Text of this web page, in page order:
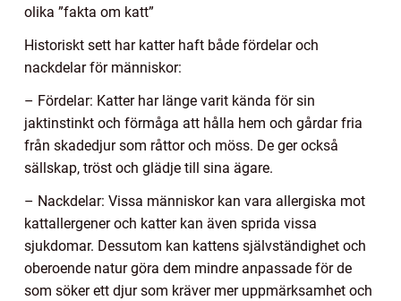
olika ”fakta om katt”
Historiskt sett har katter haft både fördelar och
nackdelar för människor:
– Fördelar: Katter har länge varit kända för sin
jaktinstinkt och förmåga att hålla hem och gårdar fria
från skadedjur som råttor och möss. De ger också
sällskap, tröst och glädje till sina ägare.
– Nackdelar: Vissa människor kan vara allergiska mot
kattallergener och katter kan även sprida vissa
sjukdomar. Dessutom kan kattens självständighet och
oberoende natur göra dem mindre anpassade för de
som söker ett djur som kräver mer uppmärksamhet och